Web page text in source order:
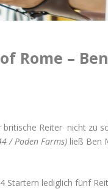
Rome –
britische Reiter nicht zu
/ Poden Farms) ließ Ben
Startern lediglich fünf